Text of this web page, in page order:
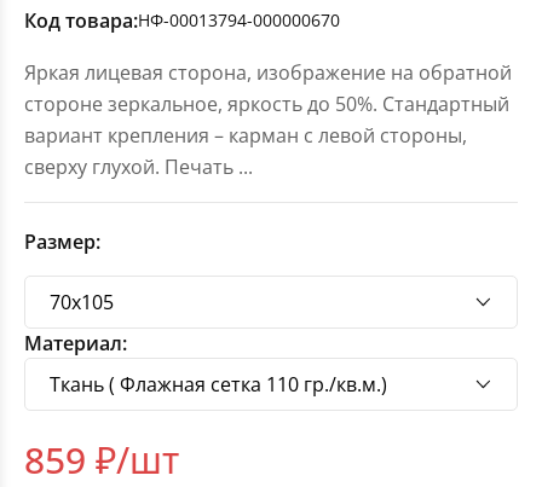
Код товара:НФ-00013794-000000670
Яркая лицевая сторона, изображение на обратной
стороне зеркальное, яркость до 50%. Стандартный
вариант крепления – карман с левой стороны,
сверху глухой. Печать ...
Размер:
Материал:
859 ₽/шт